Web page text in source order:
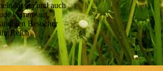
lassen und auch
kommt auf,
Besucher
Reich